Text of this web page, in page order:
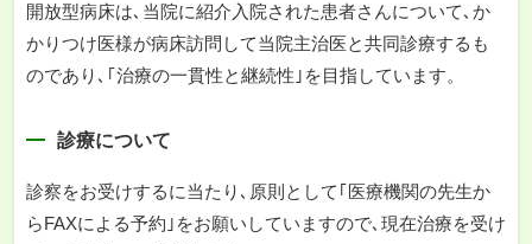
開放型病床は､当院に紹介入院された患者さんについて､か
かりつけ医様が病床訪問して当院主治医と共同診療するも
のであり､｢治療の一貫性と継続性｣を目指しています。
診療について
診察をお受けするに当たり､原則として｢医療機関の先生か
らFAXによる予約｣をお願いしていますので､現在治療を受け